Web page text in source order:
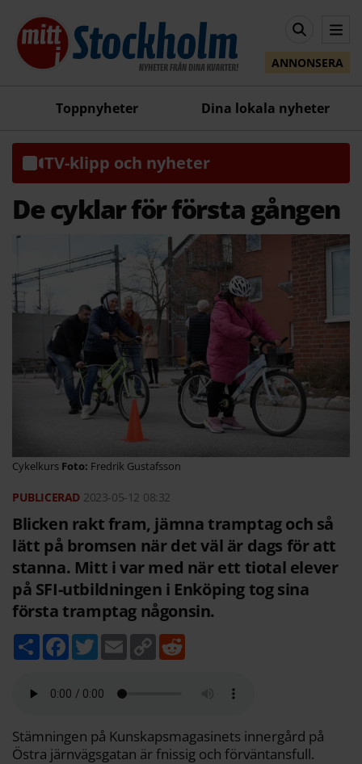
ANNONSERA
Toppnyheter Dina lokala nyheter
TV-klipp och nyheter
De cyklar för första gången
Cykelkurs Fredrik Gustafsson
2023-05-12 08:32
Blicken rakt fram, jämna tramptag och så
lätt på bromsen när det väl är dags för att
stanna. Mitt i var med när ett tiotal elever
på SFI-utbildningen i Enköping tog sina
första tramptag någonsin.
D
e
F
b
k
T
w
t
E
m
C
o
k
Stämningen på Kunskapsmagasinets innergård på
Östra järnvägsgatan är fnissig och förväntansfull.